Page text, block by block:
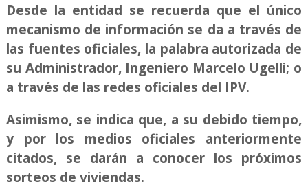
Desde la entidad se recuerda que el único
mecanismo de información se da a través de
las fuentes oficiales, la palabra autorizada de
su Administrador, Ingeniero Marcelo Ugelli; o
a través de las redes oficiales del IPV.
Asimismo, se indica que, a su debido tiempo,
y por los medios oficiales anteriormente
citados, se darán a conocer los próximos
sorteos de viviendas.